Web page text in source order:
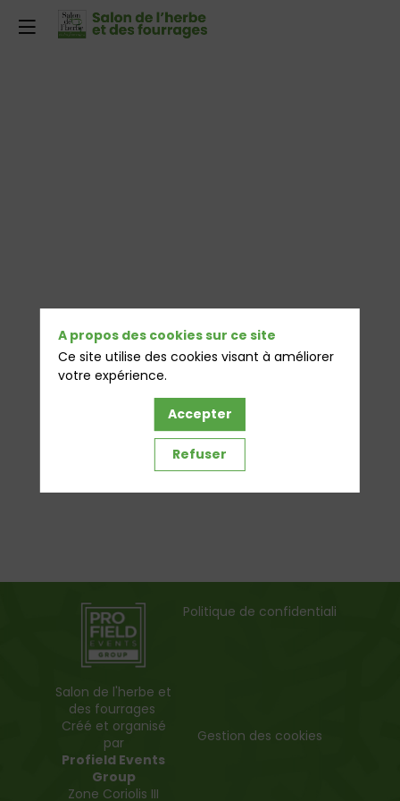
Salon de l'herbe et
des fourrages
Créé et organisé
par
Profield Events
Group
Zone Coriolis III
Politique de confidentialité
Gestion des cookies
A propos des cookies sur ce site
Ce site utilise des cookies visant à améliorer
votre expérience.
Accepter
Refuser